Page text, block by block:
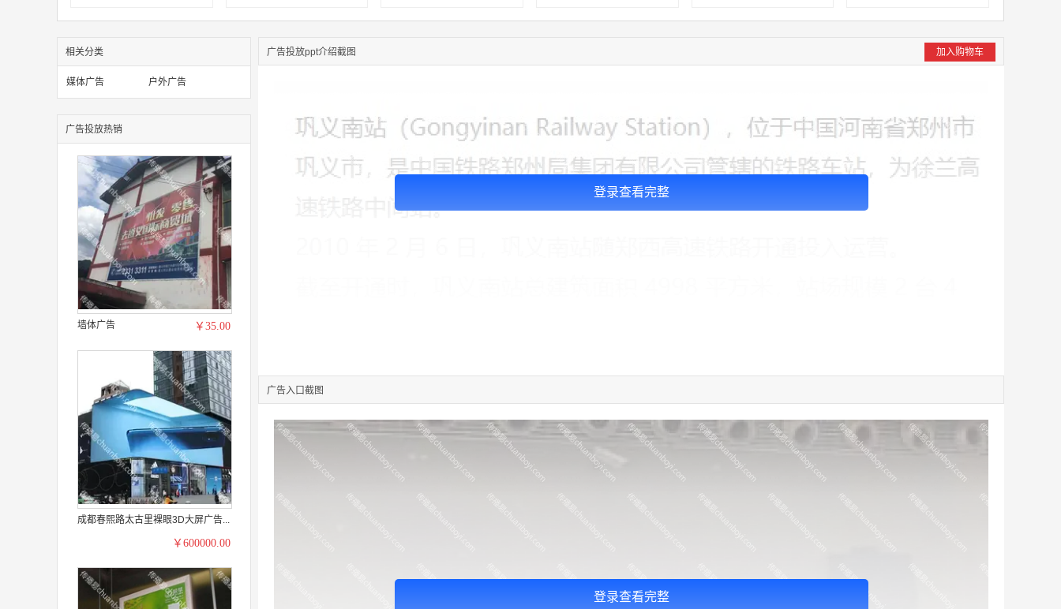
03:40:56 157****6971 联系了该媒体所在商家
相关分类
媒体广告 户外广告
广告投放热销
墙体广告 ￥35.00
成都春熙路太古里裸眼3D大屏广告...
￥600000.00
广告投放ppt介绍截图 加入购物车
登录查看完整
广告入口截图
登录查看完整